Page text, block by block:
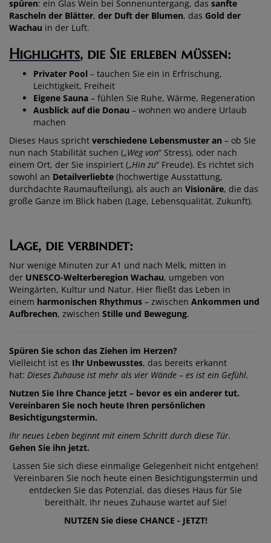
spüren: ein Glas Wein bei Sonnenuntergang, das sanfte
Rascheln der Blätter, der Duft der Blumen, das Gold der
Wachau in der Luft.
Highlights, die Sie erleben müssen:
Privater Pool – tauchen Sie ein in Erfrischung,
Leichtigkeit, Freiheit
Eigene Sauna – fühlen Sie Ruhe, Wärme, Regeneration
Ausblick auf die Donau – wohnen wo andere Urlaub
machen
Dieses Haus spricht verschiedene Lebensmuster an – ob Sie
nun nach Stabilität suchen („Weg von“ Stress), oder nach
einem Ort, der Sie inspiriert („Hin zu“ Freude). Es richtet sich
sowohl an Detailverliebte (hochwertige Ausstattung,
durchdachte Raumaufteilung), als auch an Visionäre, die das
große Ganze im Blick haben (Lage, Lebensqualität, Zukunft).
Lage, die verbindet:
Nur wenige Minuten zur A1 und nach Melk, mitten in
der UNESCO-Welterberegion Wachau, umgeben von
Weingärten, Kultur und Natur. Hier fließt das Leben in
einem harmonischen Rhythmus – zwischen Ankommen und
Aufbrechen, zwischen Stille und Bewegung.
Spüren Sie schon das Ziehen im Herzen?
Vielleicht ist es Ihr Unbewusstes, das bereits erkannt
hat: Dieses Zuhause ist mehr als vier Wände – es ist ein Gefühl.
Nutzen Sie Ihre Chance jetzt – bevor es ein anderer tut.
Vereinbaren Sie noch heute Ihren persönlichen
Besichtigungstermin.
Ihr neues Leben beginnt mit einem Schritt durch diese Tür.
Gehen Sie ihn jetzt.
Lassen Sie sich diese einmalige Gelegenheit nicht entgehen!
Vereinbaren Sie noch heute einen Besichtigungstermin und
entdecken Sie das Potenzial, das dieses Haus für Sie
bereithält. Ihr neues Zuhause wartet auf Sie!
NUTZEN Sie diese CHANCE - JETZT!